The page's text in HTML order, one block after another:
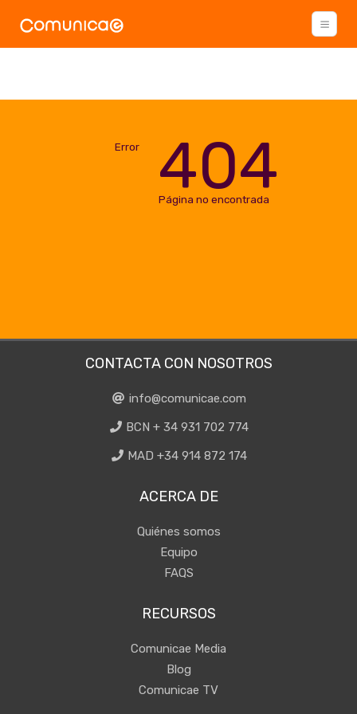
Error 404
Página no encontrada
CONTACTA CON NOSOTROS
info@comunicae.com
BCN + 34 931 702 774
MAD +34 914 872 174
ACERCA DE
Quiénes somos
Equipo
FAQS
RECURSOS
Comunicae Media
Blog
Comunicae TV